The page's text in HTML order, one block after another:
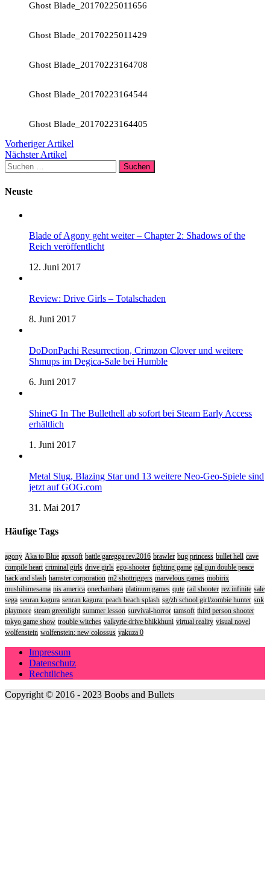
Ghost Blade_20170225011656
Ghost Blade_20170225011429
Ghost Blade_20170223164708
Ghost Blade_20170223164544
Ghost Blade_20170223164405
Vorheriger Artikel
Nächster Artikel
Suchen
nach:
Neuste
Blade of Agony geht weiter – Chapter 2: Shadows of the
Reich veröffentlicht
12. Juni 2017
Review: Drive Girls – Totalschaden
8. Juni 2017
DoDonPachi Resurrection, Crimzon Clover und weitere
Shmups im Degica-Sale bei Humble
6. Juni 2017
ShineG In The Bullethell ab sofort bei Steam Early Access
erhältlich
1. Juni 2017
Metal Slug, Blazing Star und 13 weitere Neo-Geo-Spiele sind
jetzt auf GOG.com
31. Mai 2017
Häufige Tags
agony Aka to Blue apxsoft battle garegga rev.2016 brawler bug princess bullet hell cave
compile heart criminal girls drive girls ego-shooter fighting game gal gun double peace
hack and slash hamster corporation m2 shottriggers marvelous games mobirix
mushihimesama nis america onechanbara platinum games qute rail shooter rez infinite sale
sega senran kagura senran kagura: peach beach splash sg/zh school girl/zombie hunter snk
playmore steam greenlight summer lesson survival-horror tamsoft third person shooter
tokyo game show trouble witches valkyrie drive bhikkhuni virtual reality visual novel
wolfenstein wolfenstein: new colossus yakuza 0
Impressum
Datenschutz
Rechtliches
Copyright © 2016 - 2023 Boobs and Bullets